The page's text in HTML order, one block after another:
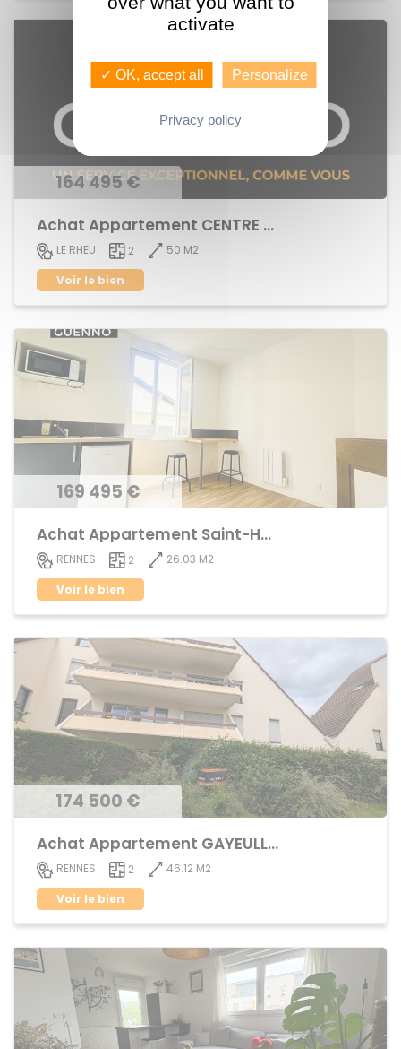
164 495 €
Achat Appartement CENTRE BOURG
LE RHEU 2
50 M2
Voir le bien
169 495 €
Achat Appartement Saint-Helier
RENNES 2
26.03 M2
Voir le bien
174 500 €
Achat Appartement GAYEULLES
RENNES 2
46.12 M2
Voir le bien
activate
✓ OK, accept all Personalize
Privacy policy